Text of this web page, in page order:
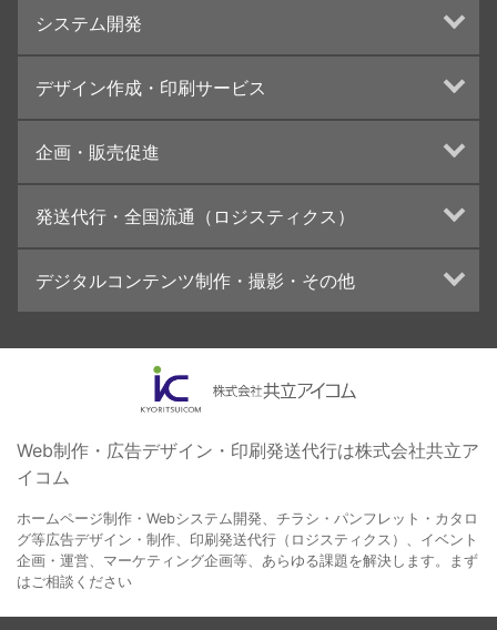
ランディングページ制作
Web分析・改善・コンサルティング
インターネット広告代行
UI・UXデザイン設計
システム開発
デザイン作成・印刷サービス
カタログデザインの制作・印刷
冊子/パンフレットのデザイン制作・印刷
学校・会社案内パンフレット制作・印刷
高精細印刷（スブリマ印刷）
社内報
名刺
一般印刷 （オンデマンド・オフセット）
ユニバーサル・コミュニケーション・デザイン
企画・販売促進
ブランディング戦略
イベント運営
コンテンツ制作
周年事業
採用プロモーション
発送代行・全国流通（ロジスティクス）
デジタルコンテンツ制作・撮影・その他
イラスト・キャラクター制作
ロゴデザイン・CI設計
コピー・ライティング
電子ブック制作
自社メディア
Web制作・広告デザイン・印刷発送代行は株式会社共立ア
イコム
ホームページ制作・Webシステム開発、チラシ・パンフレット・カタロ
グ等広告デザイン・制作、印刷発送代行（ロジスティクス）、イベント
企画・運営、マーケティング企画等、あらゆる課題を解決します。まず
はご相談ください